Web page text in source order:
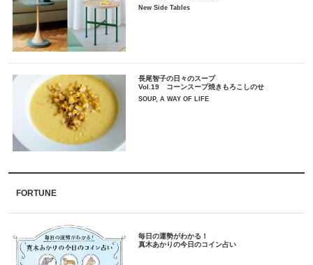
New Side Tables
長尾智子の日々のスープ
Vol.19 コーンスープ焼きもろこしのせ
SOUP, A WAY OF LIFE
FORTUNE
毎日の運勢がわかる！